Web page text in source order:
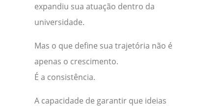
expandiu sua atuação dentro da
universidade.
Mas o que define sua trajetória não é
apenas o crescimento.
É a consistência.
A capacidade de garantir que ideias